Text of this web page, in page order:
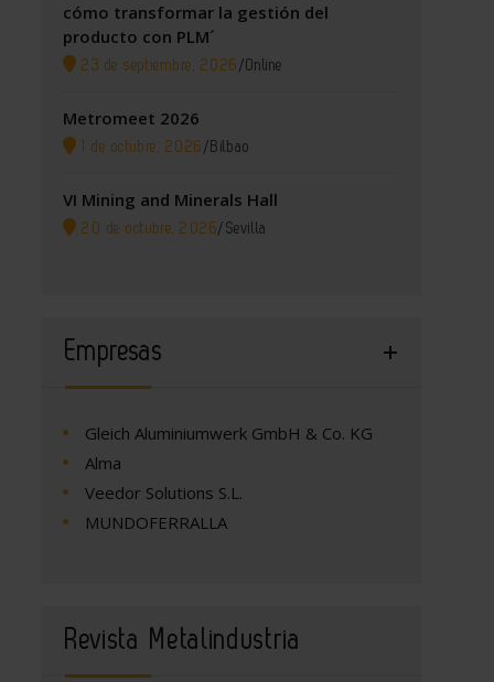
cómo transformar la gestión del
producto con PLM´
23 de septiembre, 2026 /Online
Metromeet 2026
1 de octubre, 2026 / Bilbao
VI Mining and Minerals Hall
20 de octubre, 2026/ Sevilla
Empresas
Gleich Aluminiumwerk GmbH & Co. KG
Alma
Veedor Solutions S.L.
MUNDOFERRALLA
Revista Metalindustria